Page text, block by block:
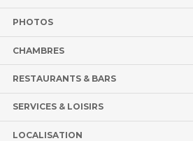
PHOTOS
CHAMBRES
RESTAURANTS & BARS
SERVICES & LOISIRS
LOCALISATION